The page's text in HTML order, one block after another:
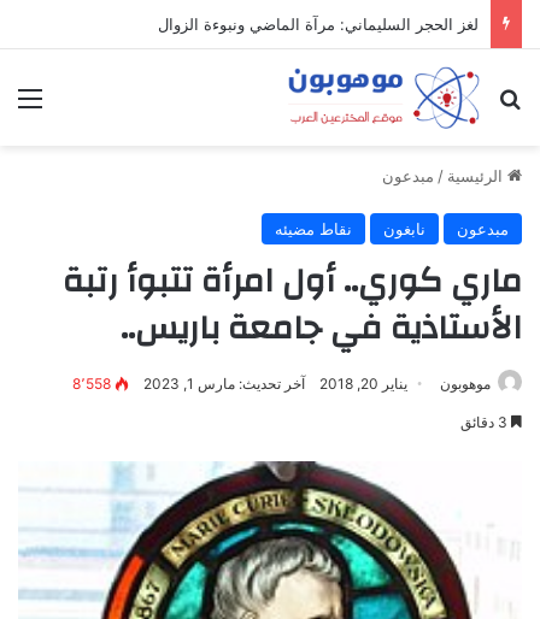
لغز الحجر السليماني: مرآة الماضي ونبوءة الزوال
بحث عن
الرئيسية / مبدعون
مبدعون نابغون نقاط مضيئه
ماري كوري.. أول امرأة تتبوأ رتبة
الأستاذية في جامعة باريس..
موهوبون يناير 20, 2018 آخر تحديث: مارس 1, 2023 8٬558